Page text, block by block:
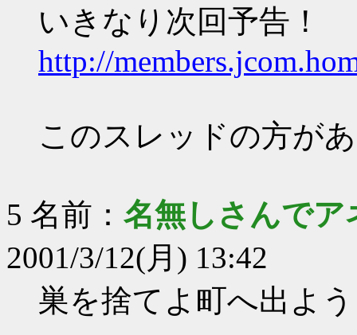
いきなり次回予告！
http://
このスレッドの方が
5 名前： 名無しさんでア
2001/3/12(月) 13:42
巣を捨てよ町へ出よ